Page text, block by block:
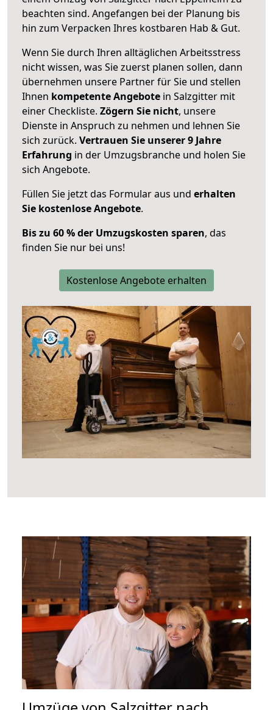
beachten sind. Angefangen bei der Planung bis
hin zum Verpacken Ihres kostbaren Hab & Gut.
Wenn Sie durch Ihren alltäglichen Arbeitsstress
nicht wissen, was Sie zuerst planen sollen, dann
übernehmen unsere Partner für Sie und stellen
Ihnen kompetente Angebote in Salzgitter mit
einer Checkliste. Zögern Sie nicht, unsere
Dienste in Anspruch zu nehmen und lehnen Sie
sich zurück. Vertrauen Sie unserer 9 Jahre
Erfahrung in der Umzugsbranche und holen Sie
sich Angebote.
Füllen Sie jetzt das Formular aus und erhalten
Sie kostenlose Angebote.
Bis zu 60 % der Umzugskosten sparen, das
finden Sie nur bei uns!
Kostenlose Angebote erhalten